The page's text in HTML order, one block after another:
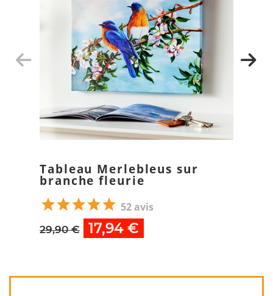
Tableau Merlebleus sur
branche fleurie
52 avis
29,90 € 17,94 €